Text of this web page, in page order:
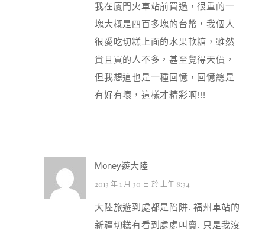
我在廈門火車站前買過，很重的一
塊大概是四百多塊的台幣，我個人
很愛吃切糕上面的水果軟糖，雖然
貴且買的人不多，甚至覺得天價，
但我想這也是一種回憶，回憶總是
有好有壞，這樣才精彩啊!!!
Money遊大陸
2013 年 1 月 30 日 於 上午 8:34
大陸旅遊到處都是陷阱. 福州車站的
新疆切糕有看到處處叫賣. 只是我沒